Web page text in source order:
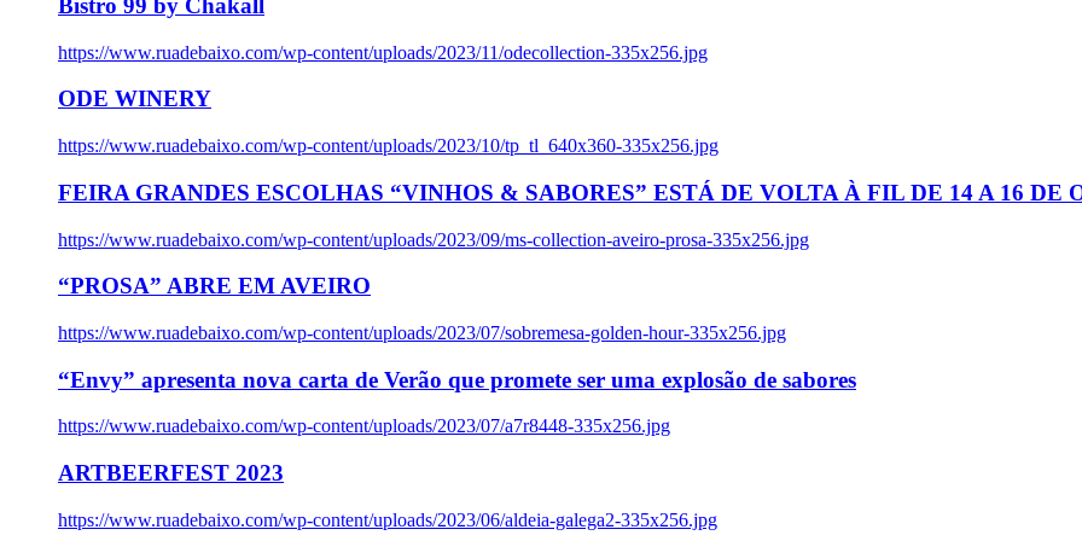
Bistro 99 by Chakall
https://www.ruadebaixo.com/wp-content/uploads/2023/11/odecollection-335x256.jpg
ODE WINERY
https://www.ruadebaixo.com/wp-content/uploads/2023/10/tp_tl_640x360-335x256.jpg
FEIRA GRANDES ESCOLHAS “VINHOS & SABORES” ESTÁ DE VOLTA À FIL DE 14 A 16 DE
https://www.ruadebaixo.com/wp-content/uploads/2023/09/ms-collection-aveiro-prosa-335x256.jpg
“PROSA” ABRE EM AVEIRO
https://www.ruadebaixo.com/wp-content/uploads/2023/07/sobremesa-golden-hour-335x256.jpg
“Envy” apresenta nova carta de Verão que promete ser uma explosão de sabores
https://www.ruadebaixo.com/wp-content/uploads/2023/07/a7r8448-335x256.jpg
ARTBEERFEST 2023
https://www.ruadebaixo.com/wp-content/uploads/2023/06/aldeia-galega2-335x256.jpg